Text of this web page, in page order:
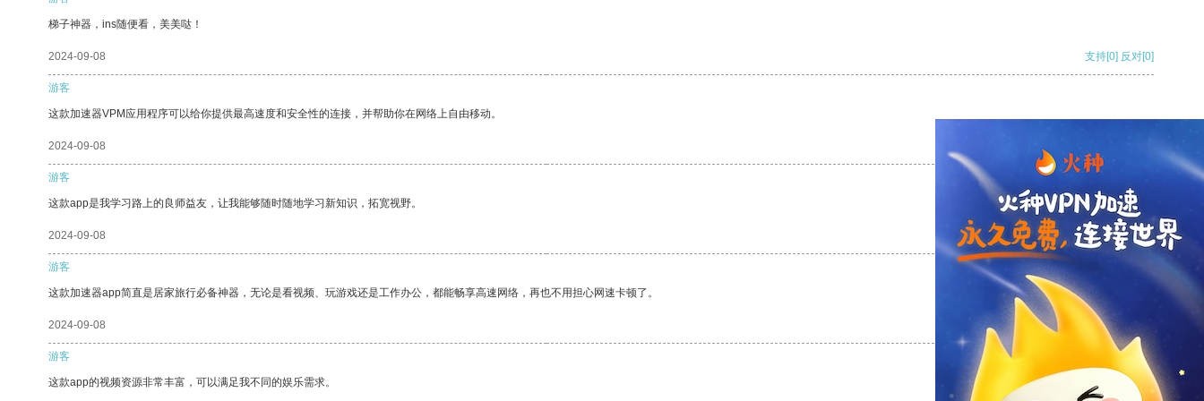
梯子神器，ins随便看，美美哒！
2024-09-08 支持[0] 反对[0]
游客
这款加速器VPM应用程序可以给你提供最高速度和安全性的连接，并帮助你在网络上自由移动。
2024-09-08
游客
这款app是我学习路上的良师益友，让我能够随时随地学习新知识，拓宽视野。
2024-09-08 支持 [0] 反对[0]
游客
这款加速器app简直是居家旅行必备神器，无论是看视频、玩游戏还是工作办公，都能畅享高速网络，再也不用担心网速卡顿了。
2024-09-08 支持[0] 反对
游客
这款app的视频资源非常丰富，可以满足我不同的娱乐需求。